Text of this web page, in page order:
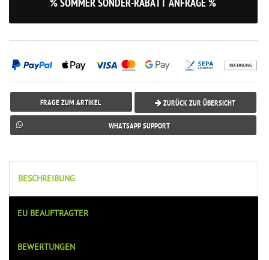
% SOMMER SONDER-RABATT ANFRAGE %
FRAGE ZUM ARTIKEL ZURÜCK ZUR ÜBERSICHT
WHATSAPP SUPPORT
BESCHREIBUNG
EU BEAUFTRAGTER
BEWERTUNGEN